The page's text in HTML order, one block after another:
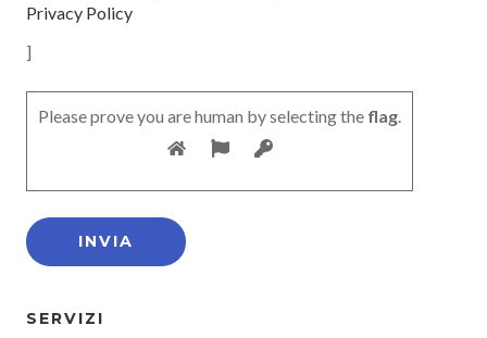
Privacy Policy
]
Please prove you are human by selecting the flag.
SERVIZI